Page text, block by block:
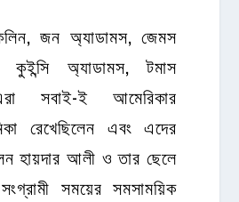
জন অ্যাডামস, জেমস
অ্যাডামস, টমাস
সবাই-ই আমেরিকার
রেখেছিলেন এবং এদের
হায়দার আলী ও তার ছেলে
সময়ের সমসাময়িক